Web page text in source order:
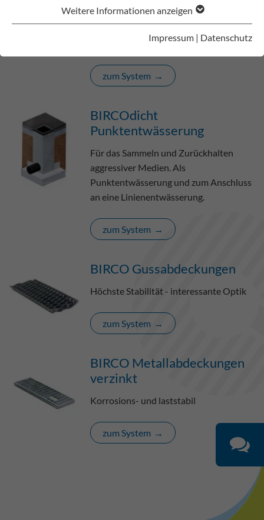
Weitere Informationen anzeigen
Impressum | Datenschutz
Für Chemie und Industrie. Resistent
durch PEHD-Auskleidung.
zum System
BIRCOdicht
Punktentwässerung
Für das Sammeln und Zurückhalten
aggressiver Medien. Als
Punktentwässerung und zum Anschluss
an eine Linienentwässerung.
zum System
BIRCO Gussabdeckungen
Höchste Stabilität - interessante Optik
zum System
BIRCO Metallabdeckungen
verzinkt
Korrosions- und laststabil
zum System